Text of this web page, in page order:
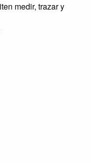
medir, trazar y